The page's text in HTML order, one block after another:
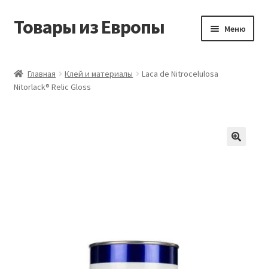
Перейти
Перейти
Товары из Европы Меню
Виды доставки
Главная Клей и материалы
Laca de Nitrocelulosa
Nitorlack® Relic Gloss